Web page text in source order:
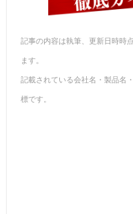
記事の内容は執筆、更新日時時
ます。
記載されている会社名・製品名
標です。